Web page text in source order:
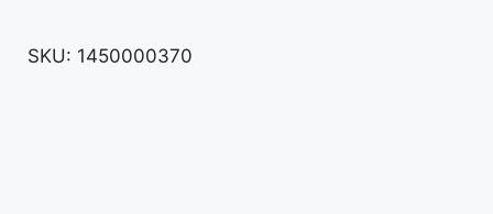
SKU: 1450000370